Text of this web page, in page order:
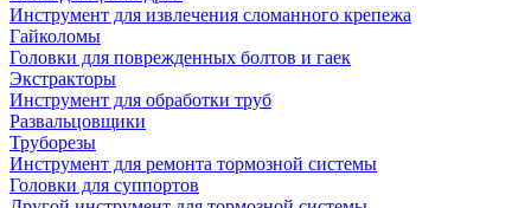
Инструмент для извлечения сломанного крепежа
Гайколомы
Головки для поврежденных болтов и гаек
Экстракторы
Инструмент для обработки труб
Развальцовщики
Труборезы
Инструмент для ремонта тормозной системы
Головки для суппортов